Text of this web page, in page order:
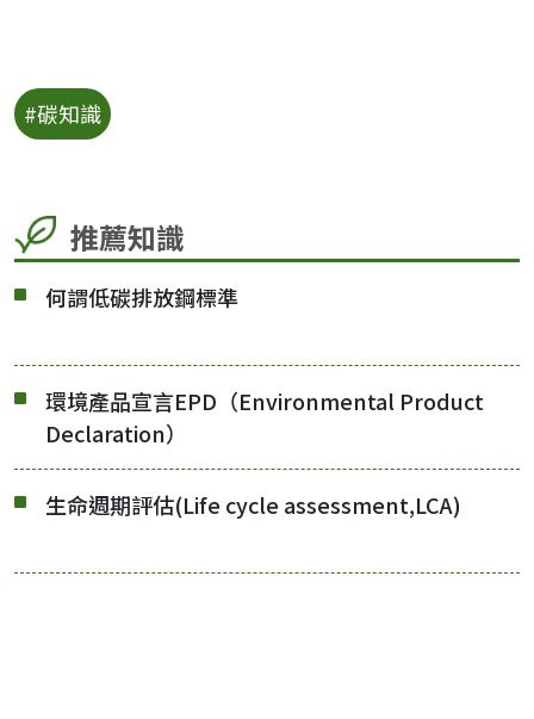
#碳知識
推薦知識
何謂低碳排放鋼標準
環境產品宣言EPD（Environmental Product
Declaration）
生命週期評估(Life cycle assessment,LCA)